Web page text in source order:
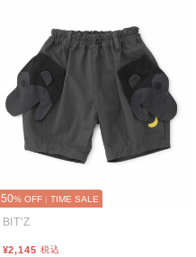
50% OFF | TIME SALE
BIT'Z
¥2,145 税込